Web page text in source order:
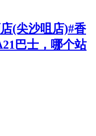
(尖沙咀店)#香
巴士，哪个站